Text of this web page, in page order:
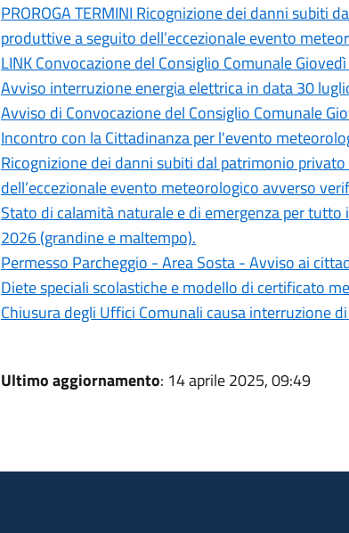
PROROGA TERMINI Ricognizione dei danni
produttive a seguito dell’eccezionale evento
LINK Convocazione del Consiglio Comunale
Avviso interruzione energia elettrica in data 30
Avviso di Convocazione del Consiglio Comunale
Incontro con la Cittadinanza per l'evento
Ricognizione dei danni subiti dal patrimonio
dell’eccezionale evento meteorologico avverso
Stato di calamità naturale e di emergenza per
2026 (grandine e maltempo).
Permesso Parcheggio - Area Sosta - Avviso ai
Diete speciali scolastiche e modello di certificato
Chiusura degli Uffici Comunali causa interruzione
Ultimo aggiornamento: 14 aprile 2025, 09:49